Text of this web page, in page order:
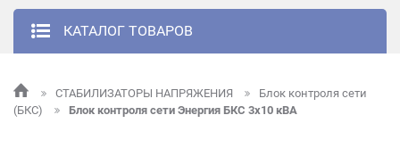
КАТАЛОГ ТОВАРОВ
СТАБИЛИЗАТОРЫ НАПРЯЖЕНИЯ
Блок контроля сети
(БКС)
Блок контроля сети Энергия БКС 3х10 кВА